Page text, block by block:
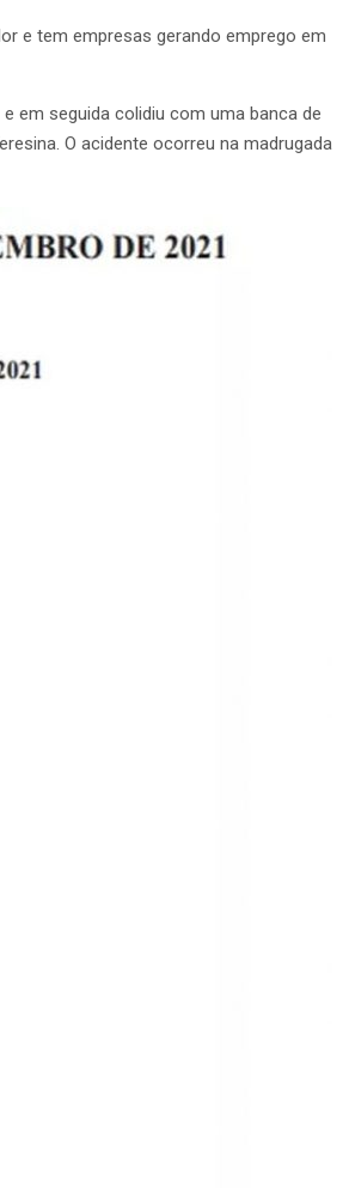
e tem empresas gerando emprego em
em seguida colidiu com uma banca de
O acidente ocorreu na madrugada